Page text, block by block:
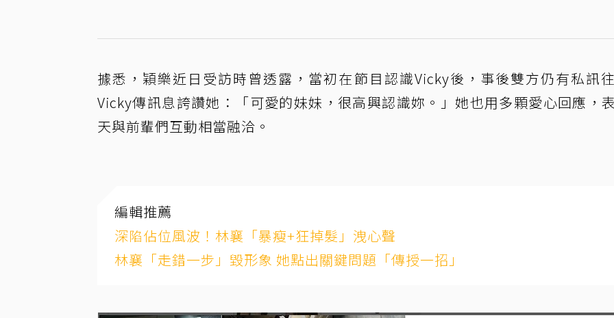
據悉，穎樂近日受訪時曾透露，當初在節目認識Vicky後，事後雙方仍有私訊往
Vicky傳訊息誇讚她：「可愛的妹妹，很高興認識妳。」她也用多顆愛心回應，
天與前輩們互動相當融洽。
編輯推薦
深陷佔位風波！林襄「暴瘦+狂掉髮」洩心聲
林襄「走錯一步」毀形象 她點出關鍵問題「傳授一招」